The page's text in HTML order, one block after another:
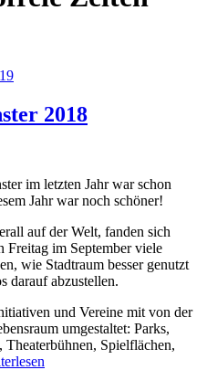
2018
im letzten Jahr war schon
Jahr war noch schöner!
auf der Welt, fanden sich
Freitag im September viele
wie Stadtraum besser genutzt
darauf abzustellen.
und Vereine mit von der
umgestaltet: Parks,
Spielflächen,